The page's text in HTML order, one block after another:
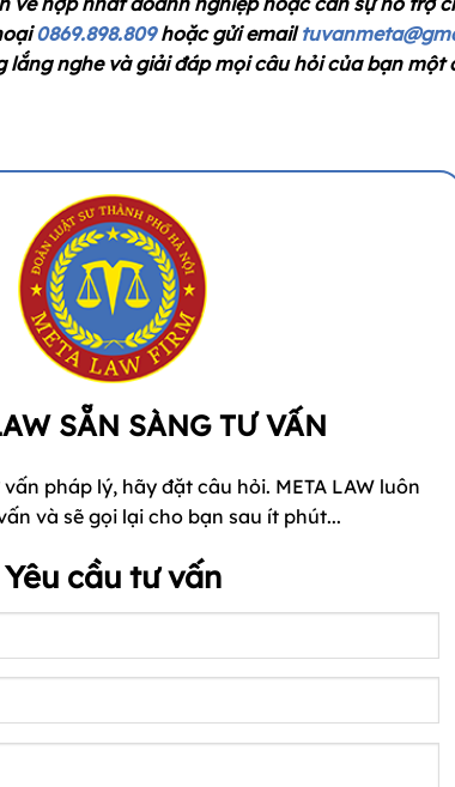
0869.898.809hoặc gửi email
nghe và giải đáp mọi câu hỏi của bạn một
SẴN SÀNG TƯ VẤN
pháp lý, hãy đặt câu hỏi. META LAW luôn
và sẽ gọi lại cho bạn sau ít phút...
Yêu cầu tư vấn